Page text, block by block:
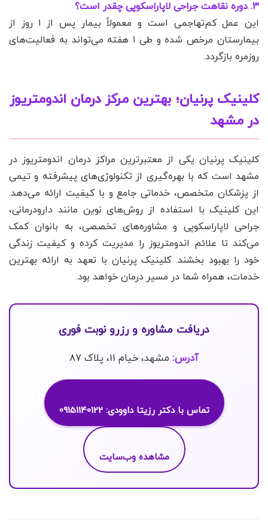
۳. دوره نقاهت جراحی لاپاراسکوپی چقدر است؟
این عمل کم‌تهاجمی است و معمولاً بیمار پس از ۱ روز از
بیمارستان مرخص شده و طی ۱ هفته می‌تواند به فعالیت‌های
روزمره بازگردد.
کلینیک پرنیان؛ بهترین مرکز درمان اندومتریوز
در مشهد
کلینیک پرنیان یکی از معتبرترین مراکز درمان اندومتریوز در
مشهد است که با بهره‌گیری از تکنولوژی‌های پیشرفته و تیمی
از پزشکان متخصص، خدماتی جامع و با کیفیت ارائه می‌دهد.
این کلینیک با استفاده از روش‌های نوین مانند دارودرمانی،
جراحی لاپاراسکوپی و مشاوره‌های تخصصی، به بانوان کمک
می‌کند تا علائم اندومتریوز را مدیریت کرده و کیفیت زندگی
خود را بهبود بخشند. کلینیک پرنیان با تعهد به ارائه بهترین
خدمات، همراه شما در مسیر درمان خواهد بود.
دریافت مشاوره و رزرو نوبت فوری
آدرس: مشهد، خیام 11، پلاک 87
تماس با دکتر رزیتا داوودی: 09151140122
مشاهده وب‌سایت